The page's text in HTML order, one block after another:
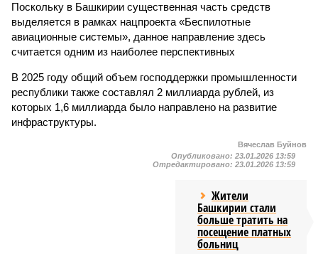
Поскольку в Башкирии существенная часть средств
выделяется в рамках нацпроекта «Беспилотные
авиационные системы», данное направление здесь
считается одним из наиболее перспективных
В 2025 году общий объем господдержки промышленности
республики также составлял 2 миллиарда рублей, из
которых 1,6 миллиарда было направлено на развитие
инфраструктуры.
Вячеслав Буйнов
Опубликовано: 23.01.2026 13:59
Отредактировано: 23.01.2026 13:59
Жители
Башкирии стали
больше тратить на
посещение платных
больниц